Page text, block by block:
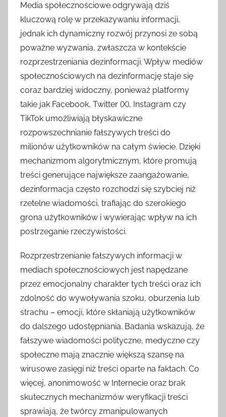
Media społecznościowe odgrywają dziś
kluczową rolę w przekazywaniu informacji,
jednak ich dynamiczny rozwój przynosi ze sobą
poważne wyzwania, zwłaszcza w kontekście
rozprzestrzeniania dezinformacji. Wpływ mediów
społecznościowych na dezinformację staje się
coraz bardziej widoczny, ponieważ platformy
takie jak Facebook, Twitter (X), Instagram czy
TikTok umożliwiają błyskawiczne
rozpowszechnianie fałszywych treści do
milionów użytkowników na całym świecie. Dzięki
mechanizmom algorytmicznym, które promują
treści generujące największe zaangażowanie,
dezinformacja często rozchodzi się szybciej niż
rzetelne wiadomości, trafiając do szerokiego
grona użytkowników i wywierając wpływ na ich
postrzeganie rzeczywistości.
Rozprzestrzenianie fałszywych informacji w
mediach społecznościowych jest napędzane
przez emocjonalny charakter tych treści oraz ich
zdolność do wywoływania szoku, oburzenia lub
strachu – emocji, które skłaniają użytkowników
do dalszego udostępniania. Badania wskazują, że
fałszywe wiadomości polityczne, medyczne czy
społeczne mają znacznie większą szansę na
wirusowe zasięgi niż treści oparte na faktach. Co
więcej, anonimowość w Internecie oraz brak
skutecznych mechanizmów weryfikacji treści
sprawiają, że twórcy zmanipulowanych